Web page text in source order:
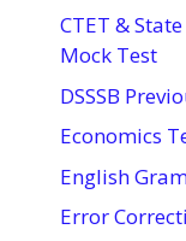
CTET &
Mock Test
DSSSB
Economics
English
Error